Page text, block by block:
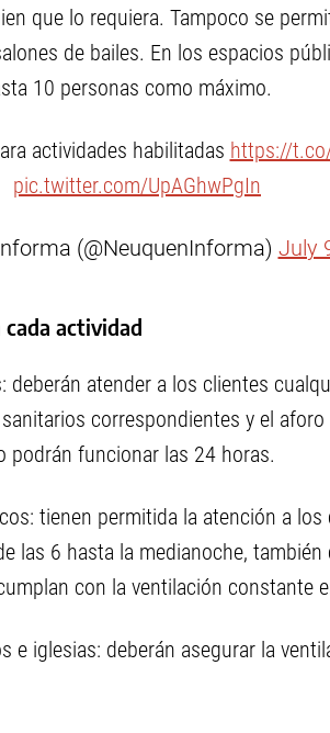
que lo requiera. Tampoco se
de bailes. En los espacios
10 personas como máximo.
actividades habilitadas https://
pic.twitter.com/UpAGhwPgIn
(@NeuquenInforma) July
cada actividad
deberán atender a los clientes
correspondientes y el
podrán funcionar las 24 horas.
tienen permitida la atención a
las 6 hasta la medianoche,
con la ventilación constante
e iglesias: deberán asegurar la